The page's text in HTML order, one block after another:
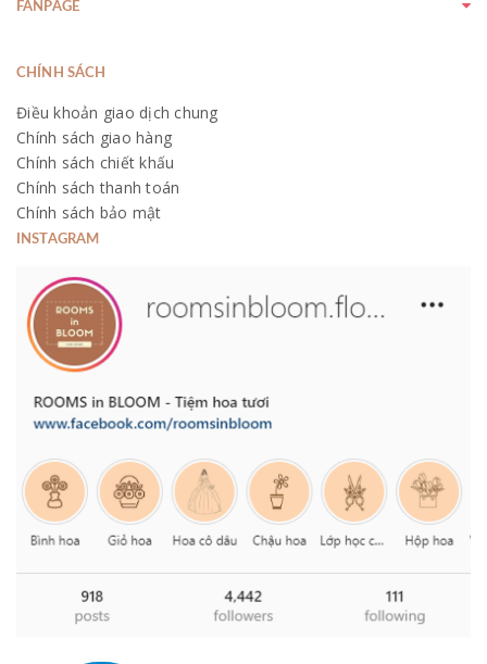
FANPAGE
CHÍNH SÁCH
Điều khoản giao dịch chung
Chính sách giao hàng
Chính sách chiết khấu
Chính sách thanh toán
Chính sách bảo mật
INSTAGRAM